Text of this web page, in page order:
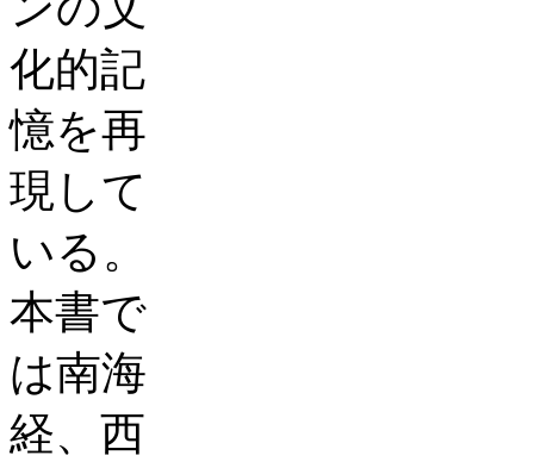
化的記
憶を再
現して
いる。
本書で
は南海
経、西